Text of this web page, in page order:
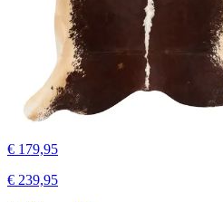
€ 179,95
€ 239,95